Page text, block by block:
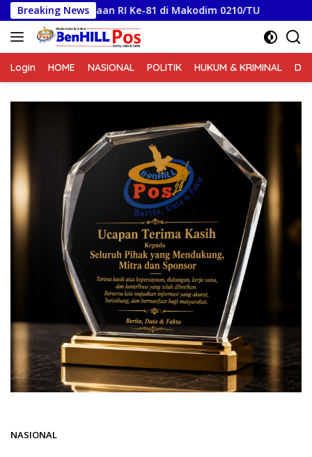
Langsung
ke
konten
Breaking News
RI Ke-81 di Makodim 0210/TU Polsek Silaen
Login HOME NASIONAL POLITIK HUKUM & KRIMINAL
NASIONAL